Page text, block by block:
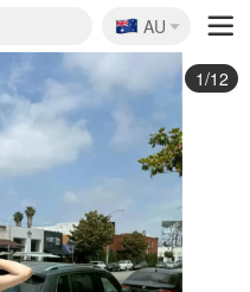
🇦🇺
AU
2/12